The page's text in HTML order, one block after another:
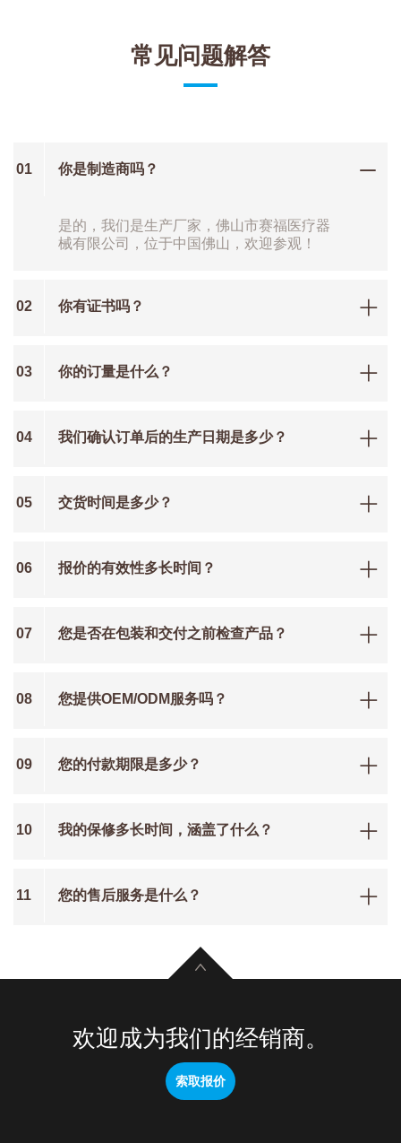
常见问题解答
01 你是制造商吗？
是的，我们是生产厂家，佛山市赛福医疗器
械有限公司，位于中国佛山，欢迎参观！
02 你有证书吗？
03 你的订量是什么？
04 我们确认订单后的生产日期是多少？
05 交货时间是多少？
06 报价的有效性多长时间？
07 您是否在包装和交付之前检查产品？
08 您提供OEM/ODM服务吗？
09 您的付款期限是多少？
10 我的保修多长时间，涵盖了什么？
11 您的售后服务是什么？
欢迎成为我们的经销商。
索取报价